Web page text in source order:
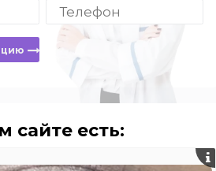
сайте есть: